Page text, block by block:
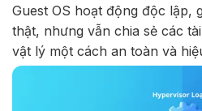
Guest OS hoạt động độc lập,
thật, nhưng vẫn chia sẻ các
vật lý một cách an toàn và